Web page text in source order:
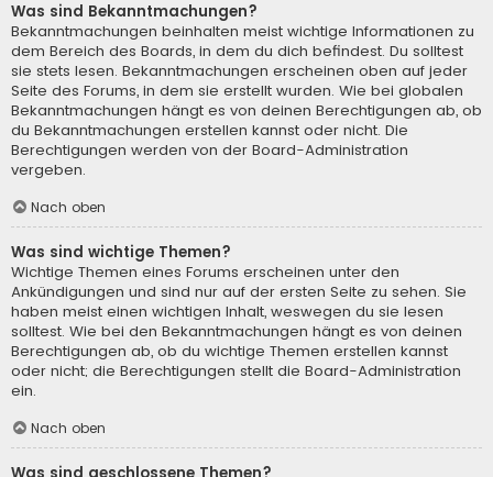
Was sind Bekanntmachungen?
Bekanntmachungen beinhalten meist wichtige Informationen zu
dem Bereich des Boards, in dem du dich befindest. Du solltest
sie stets lesen. Bekanntmachungen erscheinen oben auf jeder
Seite des Forums, in dem sie erstellt wurden. Wie bei globalen
Bekanntmachungen hängt es von deinen Berechtigungen ab, ob
du Bekanntmachungen erstellen kannst oder nicht. Die
Berechtigungen werden von der Board-Administration
vergeben.
Nach oben
Was sind wichtige Themen?
Wichtige Themen eines Forums erscheinen unter den
Ankündigungen und sind nur auf der ersten Seite zu sehen. Sie
haben meist einen wichtigen Inhalt, weswegen du sie lesen
solltest. Wie bei den Bekanntmachungen hängt es von deinen
Berechtigungen ab, ob du wichtige Themen erstellen kannst
oder nicht; die Berechtigungen stellt die Board-Administration
ein.
Nach oben